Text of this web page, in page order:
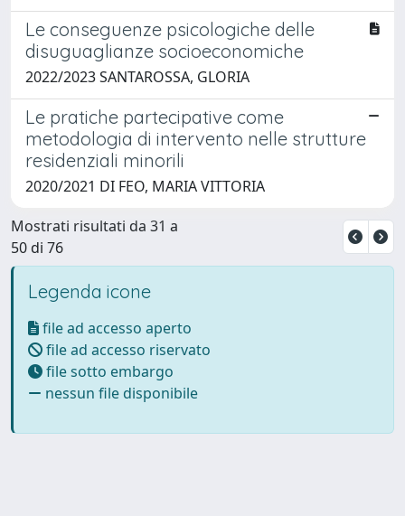
Le conseguenze psicologiche delle
disuguaglianze socioeconomiche
2022/2023 SANTAROSSA, GLORIA
Le pratiche partecipative come
metodologia di intervento nelle strutture
residenziali minorili
2020/2021 DI FEO, MARIA VITTORIA
Mostrati risultati da 31 a
50 di 76
Legenda icone
file ad accesso aperto
file ad accesso riservato
file sotto embargo
nessun file disponibile